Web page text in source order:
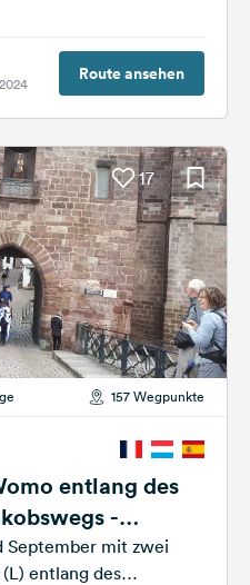
Route ansehen
17
157 Wegpunkte
entlang des
-
September mit zwei
entlang des